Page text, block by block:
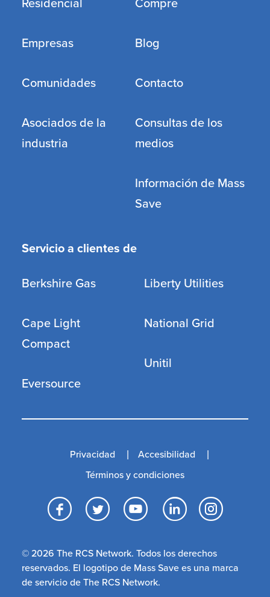
Residencial
Empresas
Comunidades
Asociados de la
industria
Compre
Blog
Contacto
Consultas de los
medios
Información de Mass
Save
Servicio a clientes de
Berkshire Gas
Cape Light
Compact
Eversource
Liberty Utilities
National Grid
Unitil
Facebook
TwitterYouTube
Privacidad
Accesibilidad
Términos y condiciones
© 2026 The RCS Network. Todos los derechos
reservados. El logotipo de Mass Save es una marca
de servicio de The RCS Network.